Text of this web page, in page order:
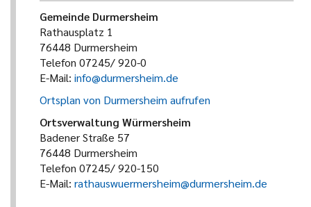
Gemeinde Durmersheim
Rathausplatz 1
76448 Durmersheim
Telefon 07245/ 920-0
E-Mail: info@durmersheim.de
Ortsplan von Durmersheim aufrufen
Ortsverwaltung Würmersheim
Badener Straße 57
76448 Durmersheim
Telefon 07245/ 920-150
E-Mail: rathauswuermersheim@durmersheim.de